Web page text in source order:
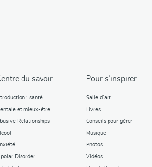
du savoir
: santé
et mieux-être
Relationships
Disorder
Pour s’inspirer
Salle d’art
Livres
Conseils pour gérer
Musique
Photos
Vidéos